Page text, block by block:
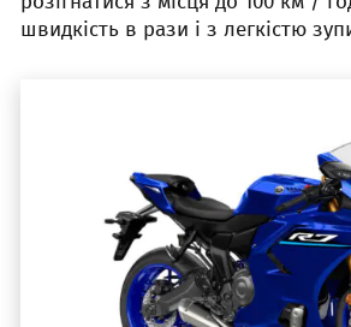
швидкість в рази і з легкістю